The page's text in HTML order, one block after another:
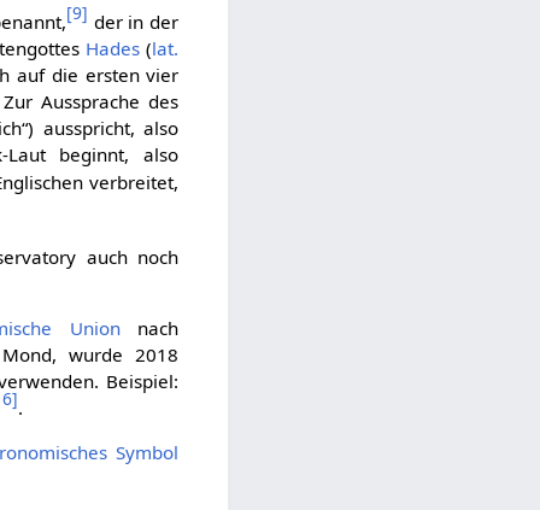
[9] der in der
Hades (lat.
auf die ersten vier
Aussprache des
ausspricht, also
beginnt, also
verbreitet,
auch noch
Unionnach
wurde 2018
Beispiel:
].
Symbol